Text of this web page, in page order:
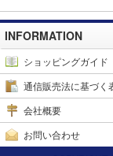
INFORMATION
ショッピングガイド
通信販売法に基づく
会社概要
お問い合わせ